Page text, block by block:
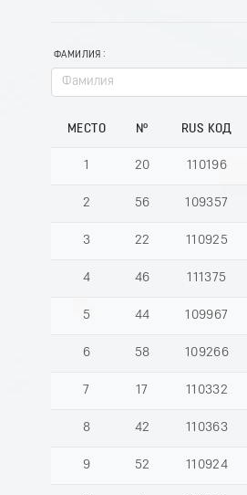
ФАМИЛИЯ
МЕСТО № RUS КОД
1 20 110196
2 56 109357
3 22 110925
4 46 111375
5 44 109967
6 58 109266
7 17 110332
8 42 110363
9 52 110924